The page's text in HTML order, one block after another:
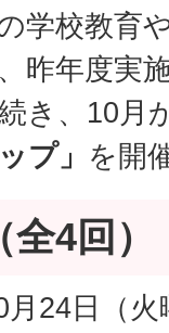
学校教育
昨年度実
き、10月
プ」 を開
4回）
24日（